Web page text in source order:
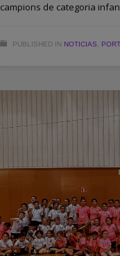
campions de categoria
PUBLISHED IN NOTICIAS